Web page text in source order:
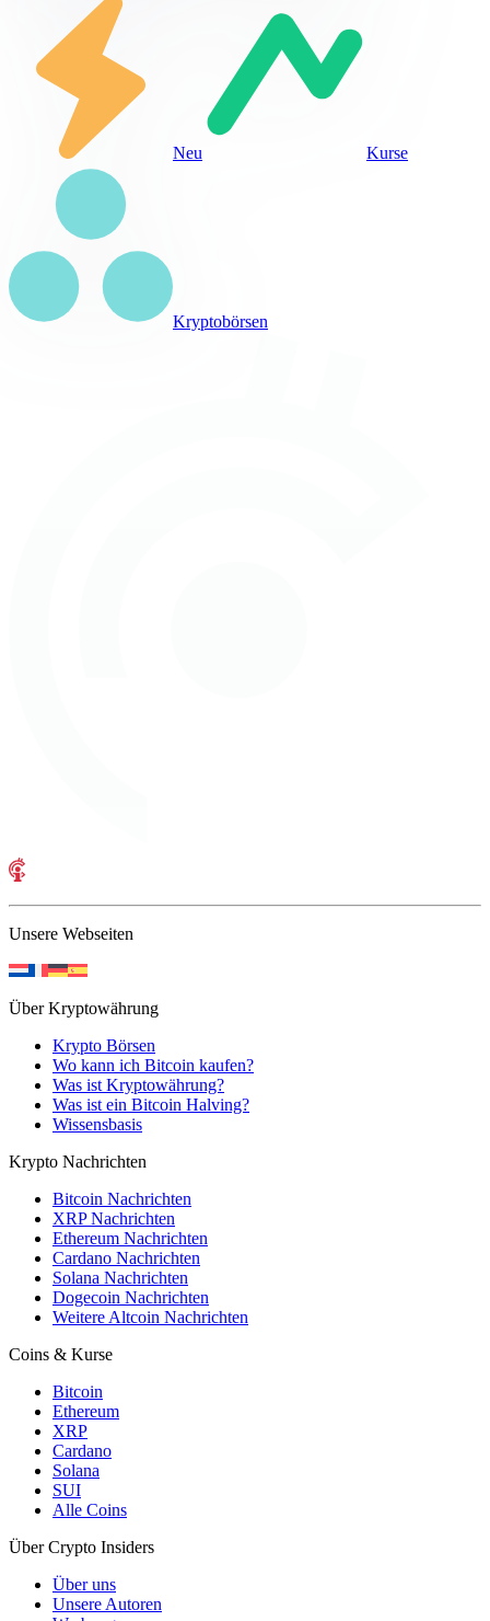
Neu Kurse
Kryptobörsen
Unsere Webseiten
Über Kryptowährung
Krypto Börsen
Wo kann ich Bitcoin kaufen?
Was ist Kryptowährung?
Was ist ein Bitcoin Halving?
Wissensbasis
Krypto Nachrichten
Bitcoin Nachrichten
XRP Nachrichten
Ethereum Nachrichten
Cardano Nachrichten
Solana Nachrichten
Dogecoin Nachrichten
Weitere Altcoin Nachrichten
Coins & Kurse
Bitcoin
Ethereum
XRP
Cardano
Solana
SUI
Alle Coins
Über Crypto Insiders
Über uns
Unsere Autoren